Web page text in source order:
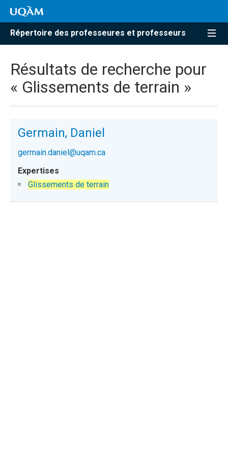
Répertoire des professeures et professeurs
Résultats de recherche pour
« Glissements de terrain »
Germain, Daniel
germain.daniel@uqam.ca
Glissements de terrain